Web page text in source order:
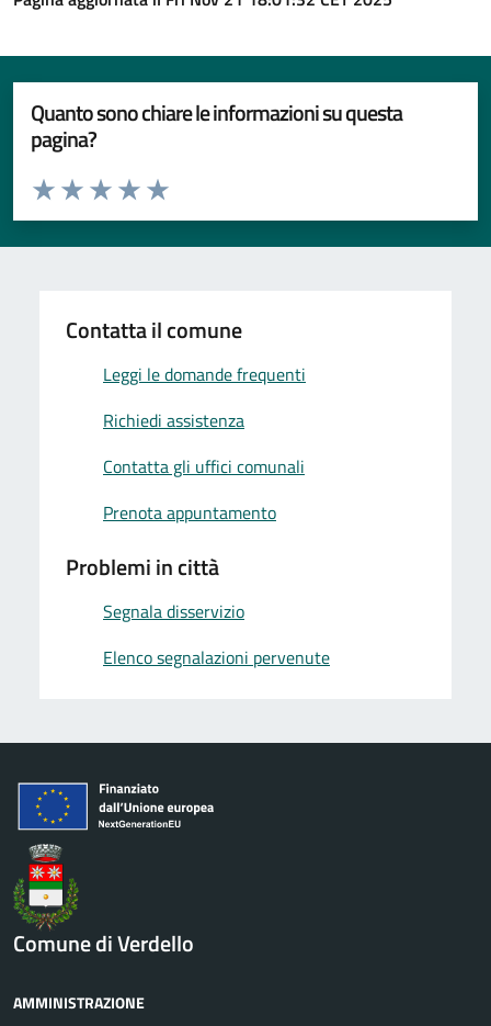
Quanto sono chiare le informazioni su questa
pagina?
Valuta da 1 a 5 stelle la pagina
Valuta 5 stelle su 5
Valuta 4 stelle su 5
Valuta 3 stelle su 5
Valuta 2 stelle su 5
Valuta 1 stelle su 5
Contatta il comune
Leggi le domande frequenti
Richiedi assistenza
Contatta gli uffici comunali
Prenota appuntamento
Problemi in città
Segnala disservizio
Elenco segnalazioni pervenute
Comune di Verdello
AMMINISTRAZIONE